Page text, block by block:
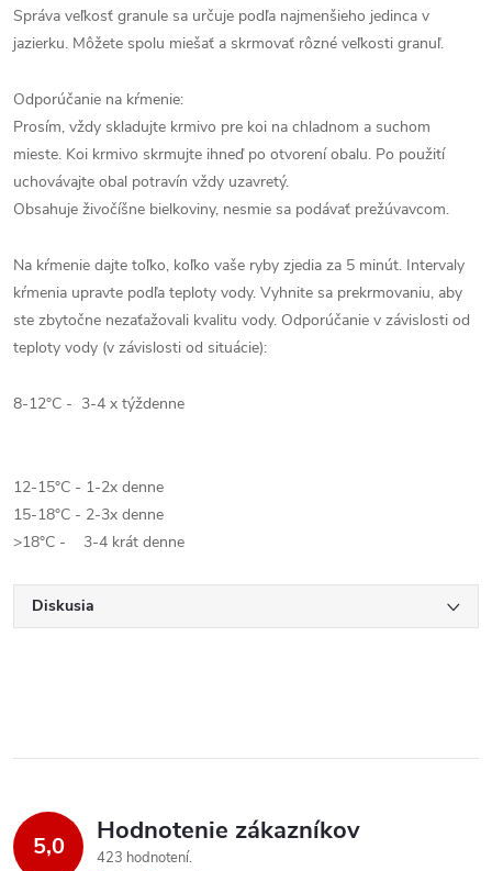
Správa veľkosť granule sa určuje podľa najmenšieho jedinca v
jazierku. Môžete spolu miešať a skrmovať rôzné veľkosti granuľ.
Odporúčanie na kŕmenie:
Prosím, vždy skladujte krmivo pre koi na chladnom a suchom
mieste. Koi krmivo skrmujte ihneď po otvorení obalu. Po použití
uchovávajte obal potravín vždy uzavretý.
Obsahuje živočíšne bielkoviny, nesmie sa podávať prežúvavcom.
Na kŕmenie dajte toľko, koľko vaše ryby zjedia za 5 minút. Intervaly
kŕmenia upravte podľa teploty vody. Vyhnite sa prekrmovaniu, aby
ste zbytočne nezaťažovali kvalitu vody. Odporúčanie v závislosti od
teploty vody (v závislosti od situácie):
8-12°C - 3-4 x týždenne
12-15°C - 1-2x denne
15-18°C - 2-3x denne
>18°C - 3-4 krát denne
Diskusia
5,0 Hodnotenie zákazníkov
423 hodnotení